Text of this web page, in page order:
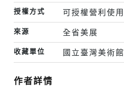
授權方式 可授權營利使用
來源 全省美展
收藏單位 國立臺灣美術館
作者詳情